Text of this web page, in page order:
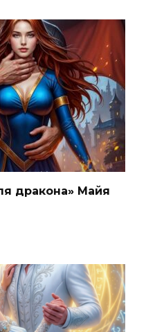
дракона» Майя